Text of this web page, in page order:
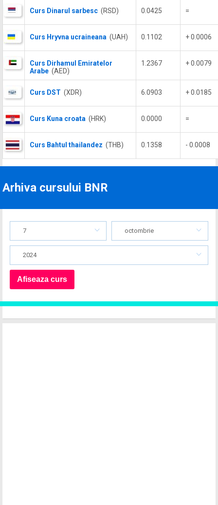
Curs Dinarul sarbesc (RSD) 0.0425 =
Curs Hryvna ucraineana (UAH) 0.1102 + 0.0006
Curs Dirhamul Emiratelor
Arabe (AED)
1.2367 + 0.0079
Curs DST (XDR) 6.0903 + 0.0185
Curs Kuna croata (HRK) 0.0000 =
Curs Bahtul thailandez (THB) 0.1358 - 0.0008
Arhiva cursului BNR
7 octombrie
2024